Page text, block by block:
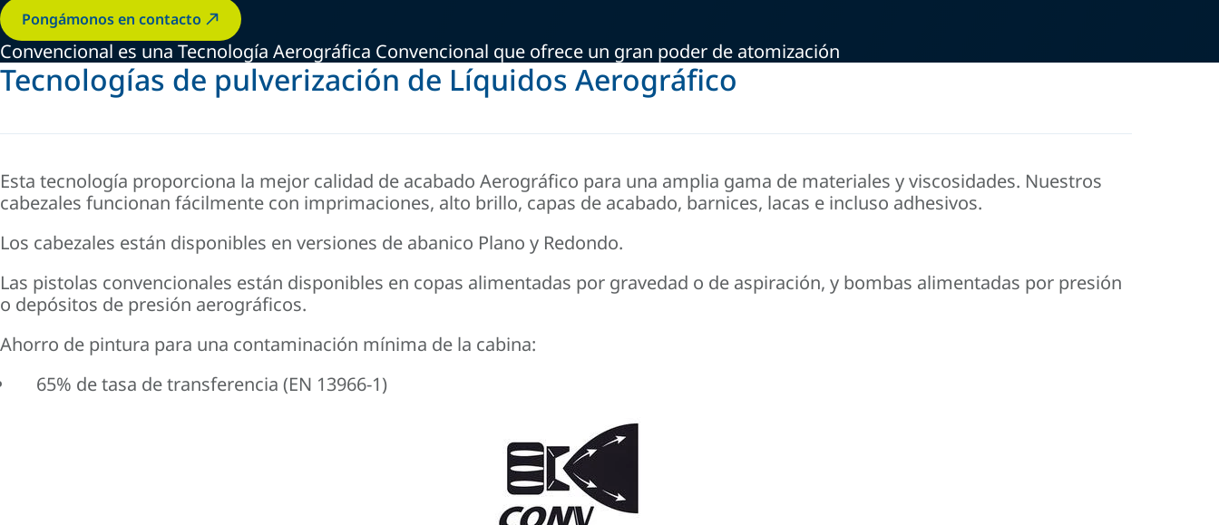
Pongámonos en contacto
Convencional es una Tecnología Aerográfica Convencional que ofrece un gran poder de atomización
Tecnologías de pulverización de Líquidos Aerográfico
Esta tecnología proporciona la mejor calidad de acabado Aerográfico para una amplia gama de materiales y viscosidades. Nuestros
cabezales funcionan fácilmente con imprimaciones, alto brillo, capas de acabado, barnices, lacas e incluso adhesivos.
Los cabezales están disponibles en versiones de abanico Plano y Redondo.
Las pistolas convencionales están disponibles en copas alimentadas por gravedad o de aspiración, y bombas alimentadas por presión
o depósitos de presión aerográficos.
Ahorro de pintura para una contaminación mínima de la cabina:
65% de tasa de transferencia (EN 13966-1)